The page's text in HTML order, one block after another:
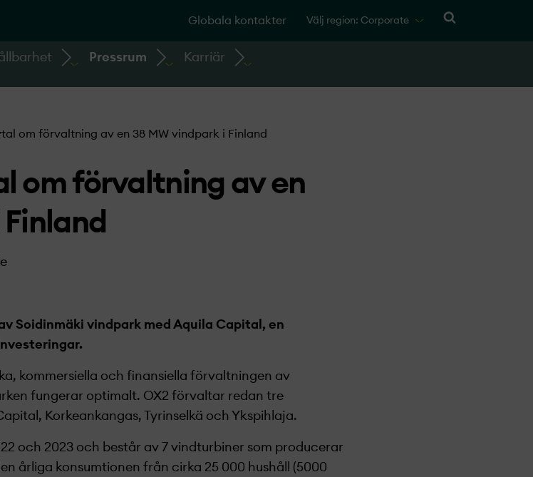
Globala kontakter Välj region: Corporate
Pressrum Karriär
om förvaltning av en 38 MW vindpark i Finland
om förvaltning av en
Soidinmäki vindpark med Aquila Capital, en
kommersiella och finansiella förvaltningen av
fungerar optimalt. OX2 förvaltar redan tre
Korkeankangas, Tyrinselkä och Ykspihlaja.
och 2023 och består av 7 vindturbiner som producerar
årliga konsumtionen från cirka 25 000 hushåll (5000